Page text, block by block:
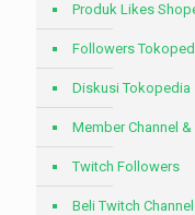
Produk Likes
Followers
Diskusi Tokopedia
Member Channel &
Twitch Followers
Beli Twitch